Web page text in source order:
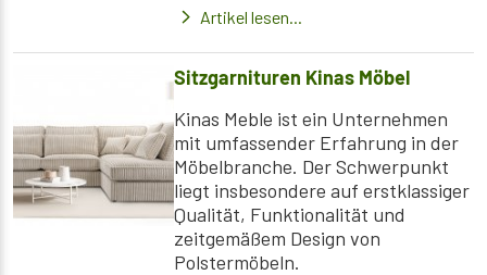
Artikel lesen...
Sitzgarnituren Kinas Möbel
Kinas Meble ist ein Unternehmen
mit umfassender Erfahrung in der
Möbelbranche. Der Schwerpunkt
liegt insbesondere auf erstklassiger
Qualität, Funktionalität und
zeitgemäßem Design von
Polstermöbeln.